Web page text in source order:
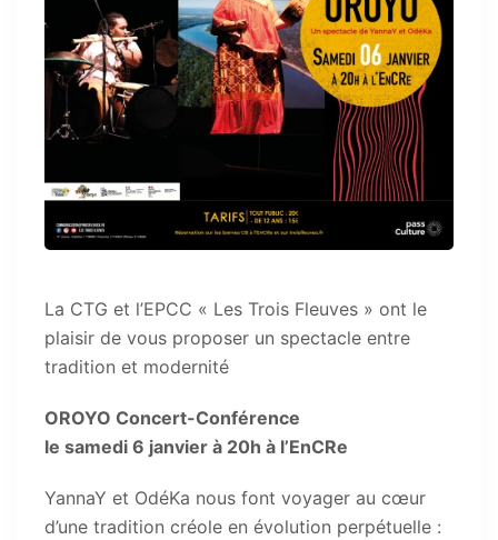
La CTG et l’EPCC « Les Trois Fleuves » ont le
plaisir de vous proposer un spectacle entre
tradition et modernité
OROYO Concert-Conférence
le samedi 6 janvier à 20h à l’EnCRe
YannaY et OdéKa nous font voyager au cœur
d’une tradition créole en évolution perpétuelle :